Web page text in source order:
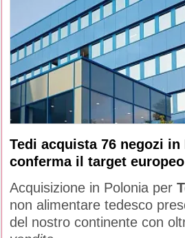
Tedi acquista 76 negozi in
conferma il target europeo
Acquisizione in Polonia per
non alimentare tedesco
del nostro continente con